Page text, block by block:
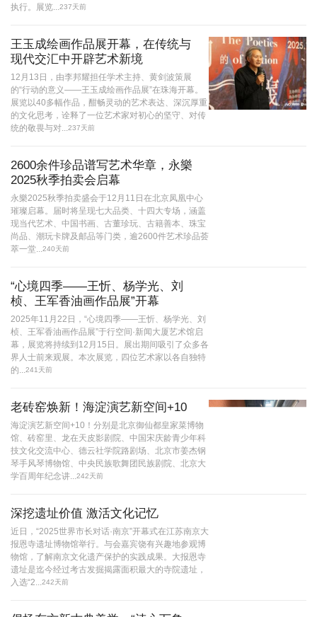
执行。展览...
237天前
王玉成绘画作品展开幕，在传统与
现代交汇中开辟艺术新境
12月13日，由李邦耀担任学术主持、黄剑波策展
的“行动的意义——王玉成绘画作品展”在珠海开幕。
展览以40多幅作品，酣畅灵动的艺术表达、深沉厚重
的文化思考，诠释了一位艺术家对初心的坚守、对传
统的敬畏与对...
237天前
2600余件珍品谱写艺术华章，永樂
2025秋季拍卖会启幕
永樂2025秋季拍卖盛会于12月11日在北京凤凰中心
璀璨启幕。届时将呈现七大品类、十四大专场，涵盖
现当代艺术、中国书画、古董珍玩、古籍善本、珠宝
尚品、潮玩卡牌及邮品等门类，逾2600件艺术珍品荟
萃一堂...
240天前
“心境四季——王忻、杨学光、刘
桢、王军香油画作品展”开幕
2025年11月22日，“心境四季——王忻、杨学光、刘
桢、王军香油画作品展”于行空间·新闻大厦艺术馆启
幕，展览将持续到12月15日。展出期间吸引了众多各
界人士前来观展。本次展览，四位艺术家以各自独特
的...
241天前
老砖窑焕新！海淀演艺新空间+10
海淀演艺新空间+10！分别是北京御仙都皇家菜博物
馆、砖窑里、龙在天皮影剧院、中国宋庆龄青少年科
技文化交流中心、德云社学院路剧场、北京市姜杰钢
琴手风琴博物馆、中央民族歌舞团民族剧院、北京大
学百周年纪念讲...
242天前
深挖遗址价值 激活文化记忆
近日，“2025世界市长对话·南京”开幕式在江苏南京大
报恩寺遗址博物馆举行。与会嘉宾饶有兴趣地参观博
物馆，了解南京文化遗产保护的实践成果。大报恩寺
遗址是迄今经过考古发掘揭露面积最大的寺院遗址，
入选“2...
242天前